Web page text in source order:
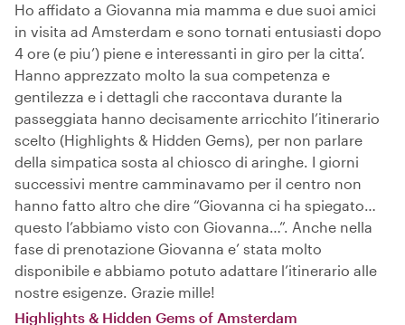
Ho affidato a Giovanna mia mamma e due suoi amici
in visita ad Amsterdam e sono tornati entusiasti dopo
4 ore (e piu’) piene e interessanti in giro per la citta’.
Hanno apprezzato molto la sua competenza e
gentilezza e i dettagli che raccontava durante la
passeggiata hanno decisamente arricchito l’itinerario
scelto (Highlights & Hidden Gems), per non parlare
della simpatica sosta al chiosco di aringhe. I giorni
successivi mentre camminavamo per il centro non
hanno fatto altro che dire “Giovanna ci ha spiegato…
questo l’abbiamo visto con Giovanna…”. Anche nella
fase di prenotazione Giovanna e’ stata molto
disponibile e abbiamo potuto adattare l’itinerario alle
nostre esigenze. Grazie mille!
Highlights & Hidden Gems of Amsterdam